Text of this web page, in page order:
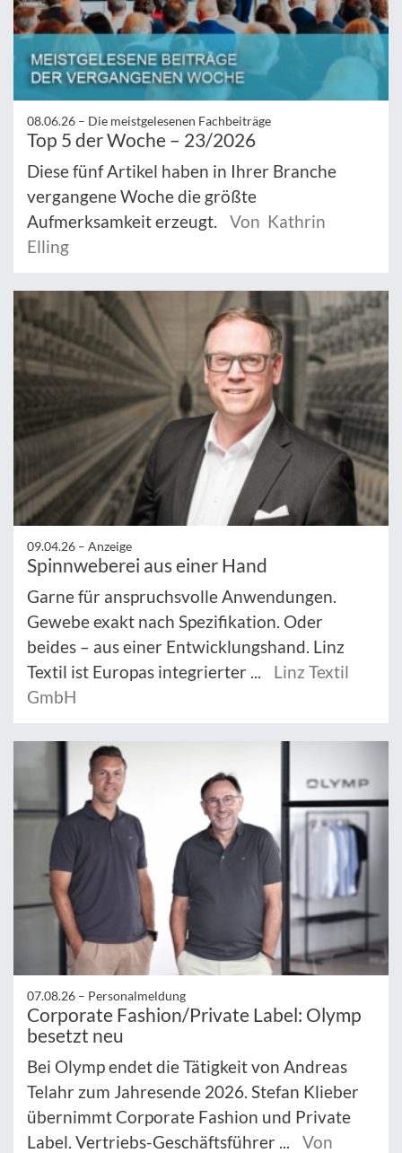
08.06.26 – Die meistgelesenen Fachbeiträge
Top 5 der Woche – 23/2026
Diese fünf Artikel haben in Ihrer Branche
vergangene Woche die größte
Aufmerksamkeit erzeugt.
Von Kathrin
Elling
09.04.26 – Anzeige
Spinnweberei aus einer Hand
Garne für anspruchsvolle Anwendungen.
Gewebe exakt nach Spezifikation. Oder
beides – aus einer Entwicklungshand. Linz
Textil ist Europas integrierter ...
Linz Textil
GmbH
07.08.26 – Personalmeldung
Corporate Fashion/Private Label: Olymp
besetzt neu
Bei Olymp endet die Tätigkeit von Andreas
Telahr zum Jahresende 2026. Stefan Klieber
übernimmt Corporate Fashion und Private
Label. Vertriebs-Geschäftsführer ...
Von